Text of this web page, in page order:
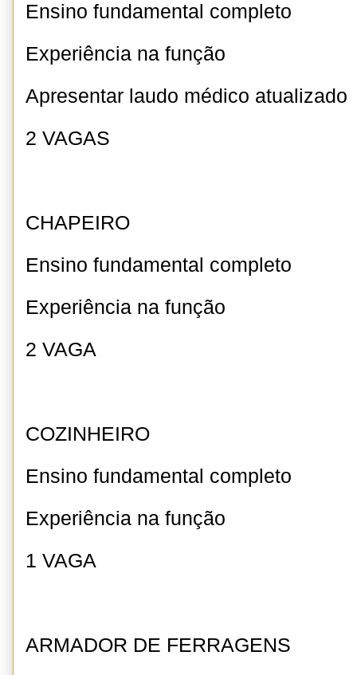
Ensino fundamental completo
Experiência na função
Apresentar laudo médico atualizado
2 VAGAS
CHAPEIRO
Ensino fundamental completo
Experiência na função
2 VAGA
COZINHEIRO
Ensino fundamental completo
Experiência na função
1 VAGA
ARMADOR DE FERRAGENS